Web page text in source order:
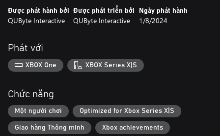
Được phát hành bởi
QUByte Interactive
Được phát triển bởi
QUByte Interactive
Ngày phát hành
1/8/2024
Phát với
XBOX One XBOX Series X|S
Chức năng
Một người chơi Optimized for Xbox Series X|S
Giao hàng Thông minh Xbox achievements